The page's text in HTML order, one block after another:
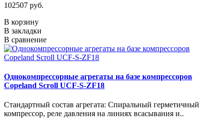
102507 руб.
В корзину
В закладки
В сравнение
Однокомпрессорные агрегаты на базе компрессоров
Copeland Scroll UCF-S-ZF18
Стандартный состав агрегата: Спиральный герметичный
компрессор, реле давления на линиях всасывания и..